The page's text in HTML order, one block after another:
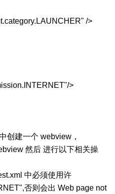
/>
>
创建一个 webview，
然后 进行以下相关操
中必须使用许
否则会出 Web page not